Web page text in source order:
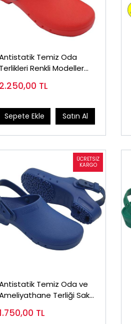
Temiz Oda
Terlikleri Renkli Modeller
2.250,00 TL
Sepete Ekle Satın Al
Temiz Oda ve
Terliği Saks
TL